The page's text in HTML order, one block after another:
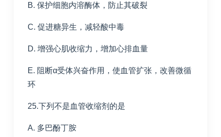
B. 保护细胞内溶酶体，防止其破裂
C. 促进糖异生，减轻酸中毒
D. 增强心肌收缩力，增加心排血量
E. 阻断α受体兴奋作用，使血管扩张，改善微循
环
25.下列不是血管收缩剂的是
A. 多巴酚丁胺